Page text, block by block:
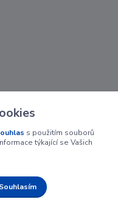
s použitím souborů
týkající se Vašich
Souhlasím